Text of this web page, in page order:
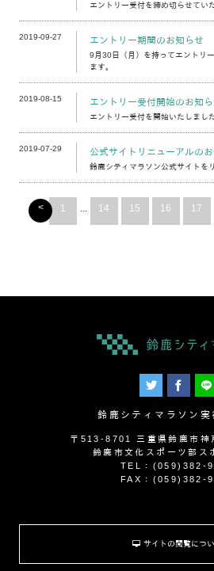
エントリー受付を締め切らせてい
2019-09-27 エントリー期間のお知らせ
9月30日（月）を持ってエントリ
ます。
2019-08-15 エントリー受付開始のお知
エントリー受付を開始いたしました
2019-07-29 公式サイトリニューアルの
鈴鹿シティマラソン公式サイトを
< 1 ... 14 15 16 17
鈴鹿シティマラソン実
〒513-8701 三重県鈴鹿市神
鈴鹿市文化スポーツ部ス
TEL：(059)382-
FAX：(059)382-
サイトの閲覧につ